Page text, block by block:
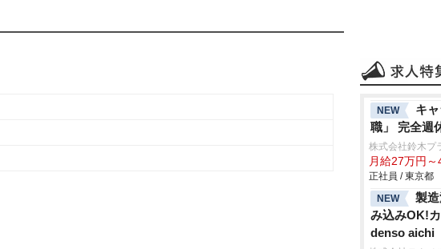
NEW
キ
職」 完全週
株式会社鈴木プ
月給27万円～
正社員 / 東京都
NEW
製
み込みOK!
denso aichi